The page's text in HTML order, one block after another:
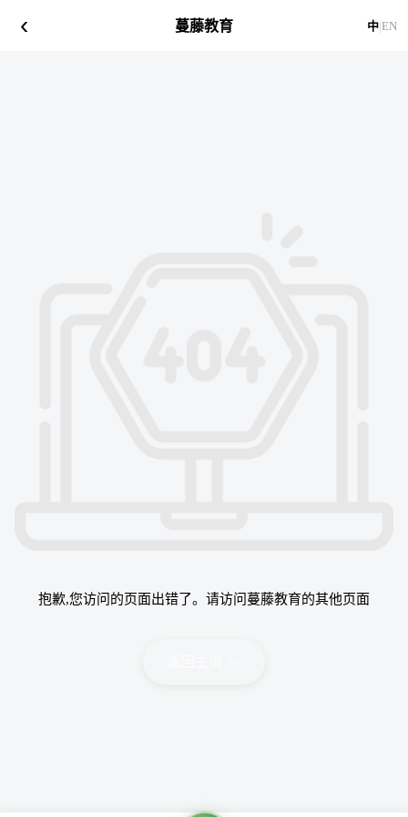
‹ 蔓藤教育 中|EN
抱歉,您访问的页面出错了。请访问蔓藤教育的其他页面